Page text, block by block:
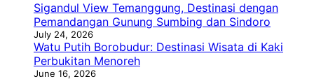
Sigandul View Temanggung, Destinasi dengan
Pemandangan Gunung Sumbing dan Sindoro
July 24, 2026
Watu Putih Borobudur: Destinasi Wisata di Kaki
Perbukitan Menoreh
June 16, 2026